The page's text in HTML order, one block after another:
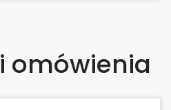
omówienia